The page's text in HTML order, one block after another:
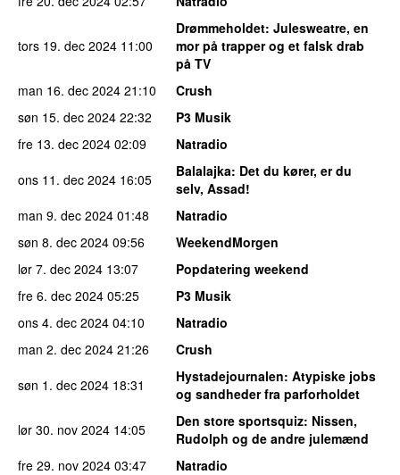
tors 19. dec 2024 11:00
Drømmeholdet: Julesweatre, en
mor på trapper og et falsk drab
på TV
man 16. dec 2024 21:10
Crush
søn 15. dec 2024 22:32
P3 Musik
fre 13. dec 2024 02:09
Natradio
ons 11. dec 2024 16:05 Balalajka: Det du kører, er du
selv, Assad!
man 9. dec 2024 01:48
Natradio
søn 8. dec 2024 09:56
WeekendMorgen
lør 7. dec 2024 13:07
Popdatering weekend
fre 6. dec 2024 05:25
P3 Musik
ons 4. dec 2024 04:10
Natradio
man 2. dec 2024 21:26
Crush
søn 1. dec 2024 18:31 Hystadejournalen: Atypiske jobs
og sandheder fra parforholdet
lør 30. nov 2024 14:05 Den store sportsquiz: Nissen,
Rudolph og de andre julemænd
fre 29. nov 2024 03:47 Natradio